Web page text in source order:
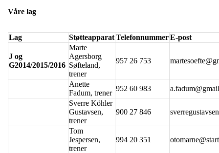
Våre lag
Lag StøtteapparatTelefonnummerE-post
J og
G2014/2015/2016
Marte
Agersborg
Søfteland,
trener
957 26 753
Anette
Fadum, trener
952 60 983
Sverre Köhler
Gustavsen,
trener
900 27 846
Tom
Jespersen,
trener
994 20 351